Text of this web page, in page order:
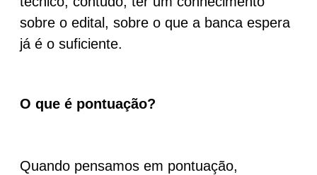
sobre o edital, sobre o que a banca espera
já é o suficiente.
O que é pontuação?
Quando pensamos em pontuação,